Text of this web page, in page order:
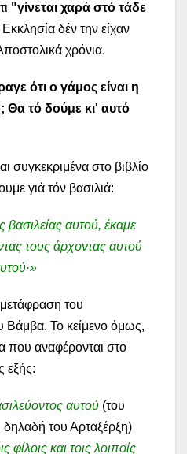
"γίνεται χαρά στό τάδε
δέν την είχαν
χρόνια.
ότι ο γάμος είναι η
Θα τό δούμε κι' αυτό
συγκεκριμένα στο βιβλίο
γιά τόν βασιλιά:
βασιλείας αυτού, έκαμε
τους άρχοντας αυτού
του
Βάμβα. Το κείμενο όμως,
που αναφέρονται στο
εξής:
αυτού (του
του Αρταξέρξη)
φίλοις και τοις λοιποίς